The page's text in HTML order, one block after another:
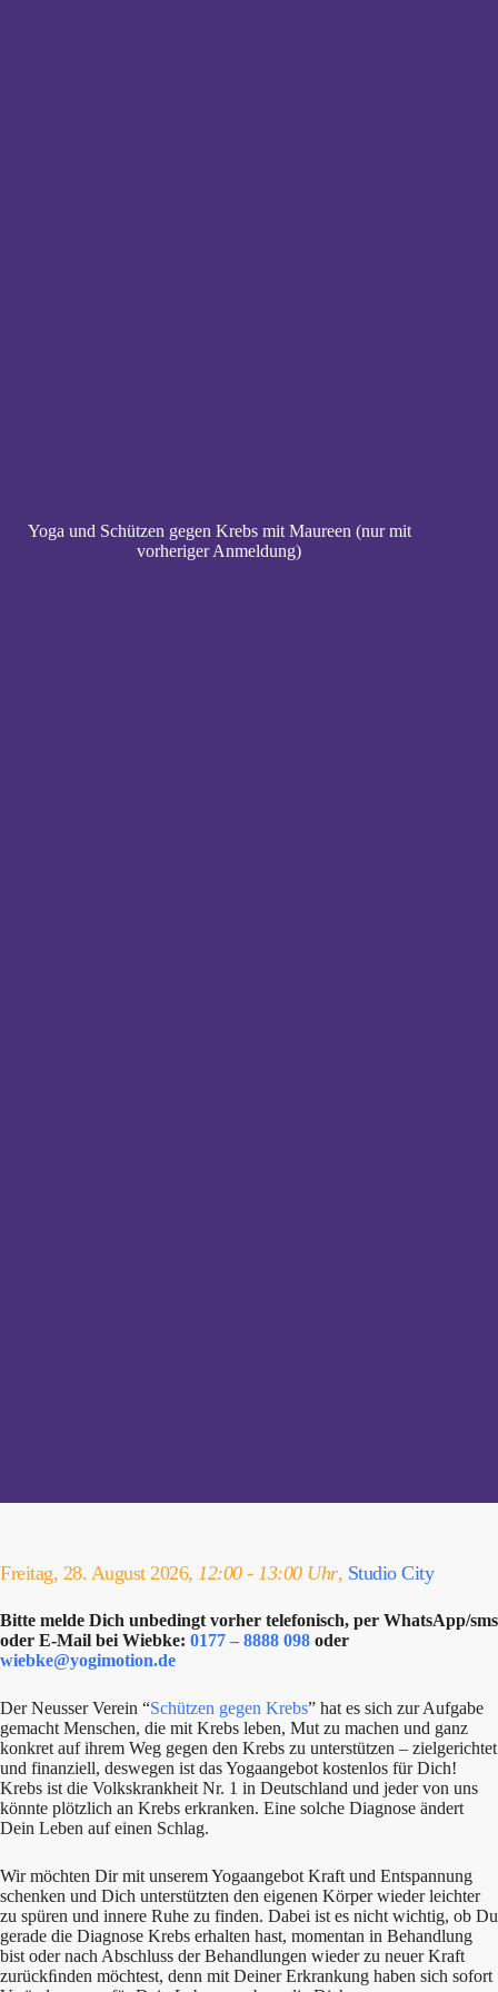
Yoga und Schützen gegen Krebs mit Maureen (nur mit
vorheriger Anmeldung)
Freitag, 28. August 2026, 12:00 - 13:00 Uhr, Studio City
Bitte melde Dich unbedingt vorher telefonisch, per WhatsApp/sms
oder E-Mail bei Wiebke: 0177 – 8888 098 oder
wiebke@yogimotion.de
Der Neusser Verein “Schützen gegen Krebs” hat es sich zur Aufgabe
gemacht Menschen, die mit Krebs leben, Mut zu machen und ganz
konkret auf ihrem Weg gegen den Krebs zu unterstützen – zielgerichtet
und finanziell, deswegen ist das Yogaangebot kostenlos für Dich!
Krebs ist die Volkskrankheit Nr. 1 in Deutschland und jeder von uns
könnte plötzlich an Krebs erkranken. Eine solche Diagnose ändert
Dein Leben auf einen Schlag.
Wir möchten Dir mit unserem Yogaangebot Kraft und Entspannung
schenken und Dich unterstützten den eigenen Körper wieder leichter
zu spüren und innere Ruhe zu finden. Dabei ist es nicht wichtig, ob Du
gerade die Diagnose Krebs erhalten hast, momentan in Behandlung
bist oder nach Abschluss der Behandlungen wieder zu neuer Kraft
zurückﬁnden möchtest, denn mit Deiner Erkrankung haben sich sofort